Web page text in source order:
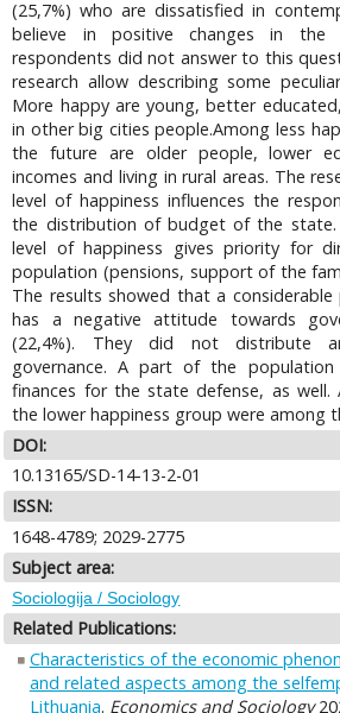
(25,7%) who are dissatisfied in
believe in positive changes in
respondents did not answer to this
research allow describing some
More happy are young, better
in other big cities people.Among less
the future are older people, lower
incomes and living in rural areas. The
level of happiness influences the
the distribution of budget of the
level of happiness gives priority for
population (pensions, support of the
The results showed that a
has a negative attitude towards
(22,4%). They did not distribute
governance. A part of the
finances for the state defense, as
the lower happiness group were among
DOI:
10.13165/SD-14-13-2-01
ISSN:
1648-4789; 2029-2775
Subject area:
Sociologija / Sociology
Related Publications:
Characteristics of the economic
and related aspects among the
Lithuania. Economics and Sociology